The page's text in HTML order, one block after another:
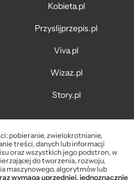
Kobieta.pl
Przyslijprzepis.pl
Viva.pl
Wizaz.pl
Story.pl
pobieranie, zwielokrotnianie,
treści, danych lub informacji
oraz wszystkich jego podstron, w
do tworzenia, rozwoju,
maszynowego, algorytmów lub
wymaga uprzedniej, jednoznacznie